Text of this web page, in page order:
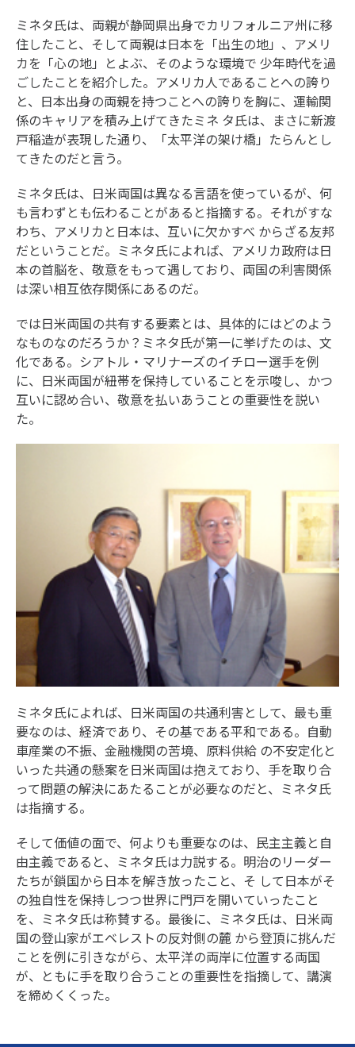
ミネタ氏は、両親が静岡県出身でカリフォルニア州に移
住したこと、そして両親は日本を「出生の地」、アメリ
カを「心の地」とよぶ、そのような環境で 少年時代を過
ごしたことを紹介した。アメリカ人であることへの誇り
と、日本出身の両親を持つことへの誇りを胸に、運輸関
係のキャリアを積み上げてきたミネ タ氏は、まさに新渡
戸稲造が表現した通り、「太平洋の架け橋」たらんとし
てきたのだと言う。
ミネタ氏は、日米両国は異なる言語を使っているが、何
も言わずとも伝わることがあると指摘する。それがすな
わち、アメリカと日本は、互いに欠かすべ からざる友邦
だということだ。ミネタ氏によれば、アメリカ政府は日
本の首脳を、敬意をもって遇しており、両国の利害関係
は深い相互依存関係にあるのだ。
では日米両国の共有する要素とは、具体的にはどのよう
なものなのだろうか？ミネタ氏が第一に挙げたのは、文
化である。シアトル・マリナーズのイチロー選手を例
に、日米両国が紐帯を保持していることを示唆し、かつ
互いに認め合い、敬意を払いあうことの重要性を説い
た。
ミネタ氏によれば、日米両国の共通利害として、最も重
要なのは、経済であり、その基である平和である。自動
車産業の不振、金融機関の苦境、原料供給 の不安定化と
いった共通の懸案を日米両国は抱えており、手を取り合
って問題の解決にあたることが必要なのだと、ミネタ氏
は指摘する。
そして価値の面で、何よりも重要なのは、民主主義と自
由主義であると、ミネタ氏は力説する。明治のリーダー
たちが鎖国から日本を解き放ったこと、そ して日本がそ
の独自性を保持しつつ世界に門戸を開いていったこと
を、ミネタ氏は称賛する。最後に、ミネタ氏は、日米両
国の登山家がエベレストの反対側の麓 から登頂に挑んだ
ことを例に引きながら、太平洋の両岸に位置する両国
が、ともに手を取り合うことの重要性を指摘して、講演
を締めくくった。